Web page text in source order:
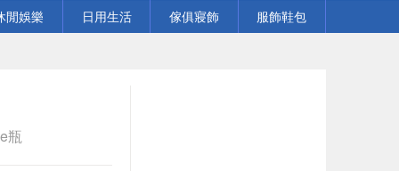
閒娛樂
日用生活 傢俱寢飾 服飾鞋包
瓶